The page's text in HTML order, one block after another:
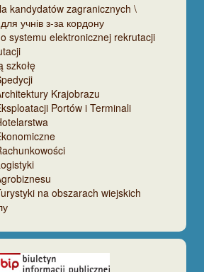
kandydatów zagranicznych \
учнів з-за кордону
systemu elektronicznej rekrutacji
szkołę
Krajobrazu
Portów i Terminali
na obszarach wiejskich